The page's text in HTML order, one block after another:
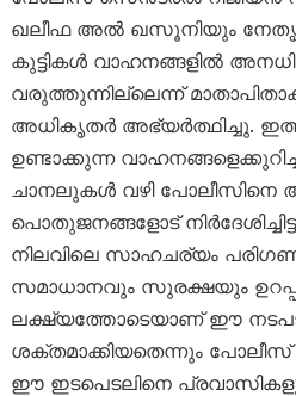
ഖലീഫ അൽ ഖസൂനിയും
കുട്ടികൾ വാഹനങ്ങളിൽ
വരുത്തുന്നില്ലെന്ന്
അധികൃതർ അഭ്യർത്ഥിച്ചു.
ഉണ്ടാക്കുന്ന
ചാനലുകൾ വഴി പോലീസിനെ
പൊതുജനങ്ങളോട്
നിലവിലെ സാഹചര്യം
സമാധാനവും സുരക്ഷയും
ലക്ഷ്യത്തോടെയാണ് ഈ
ശക്തമാക്കിയതെന്നും പോലീസ്
ഈ ഇടപെടലിനെ